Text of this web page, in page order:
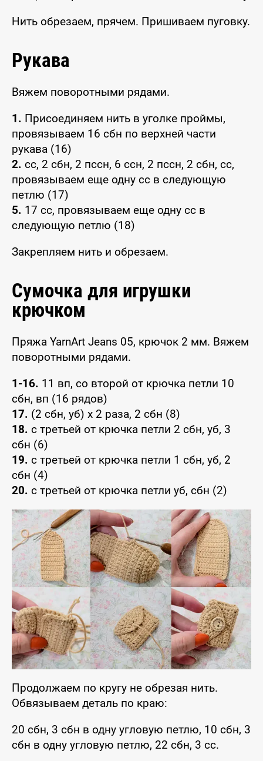
Нить обрезаем, прячем. Пришиваем пуговку.
Рукава
Вяжем поворотными рядами.
1. Присоединяем нить в уголке проймы,
провязываем 16 сбн по верхней части
рукава (16)
2. сс, 2 сбн, 2 пссн, 6 ссн, 2 пссн, 2 сбн, сс,
провязываем еще одну сс в следующую
петлю (17)
5. 17 сс, провязываем еще одну сс в
следующую петлю (18)
Закрепляем нить и обрезаем.
Сумочка для игрушки
крючком
Пряжа YarnArt Jeans 05, крючок 2 мм. Вяжем
поворотными рядами.
1-16. 11 вп, со второй от крючка петли 10
сбн, вп (16 рядов)
17. (2 сбн, уб) x 2 раза, 2 сбн (8)
18. с третьей от крючка петли 2 сбн, уб, 3
сбн (6)
19. с третьей от крючка петли 1 сбн, уб, 2
сбн (4)
20. с третьей от крючка петли уб, сбн (2)
Продолжаем по кругу не обрезая нить.
Обвязываем деталь по краю:
20 сбн, 3 сбн в одну угловую петлю, 10 сбн, 3
сбн в одну угловую петлю, 22 сбн, 3 сс.